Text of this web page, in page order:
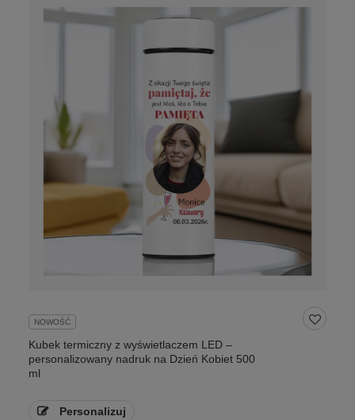
NOWOŚĆ
Kubek termiczny z wyświetlaczem LED –
personalizowany nadruk na Dzień Kobiet 500
ml
Personalizuj